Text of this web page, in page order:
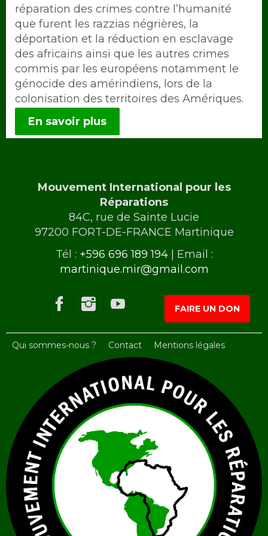
réparation des crimes contre l’humanité
que furent les razzias négrières, la
déportation et la réduction en esclavage
des africains ainsi que les autres crimes
commis par les européens notamment le
génocide des amérindiens, lors de la
colonisation des territoires des Amériques.
En savoir plus
Mouvement International pour les
Réparations
84C, rue de Sainte Lucie
97200 FORT-DE-FRANCE Martinique
Tél : +596 696 189 194| Email :
martinique.mir@gmail.com
FAIRE UN DON
Qui sommes-nous ? Contact Mentions légales